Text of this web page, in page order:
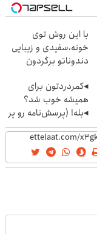
با این روش توی
خونه،سفیدی و زیبایی
دندوناتو برگردون
◂کمردردتون برای
همیشه خوب شد؟
◂بله! (پرسش‌نامه رو پر
کن)